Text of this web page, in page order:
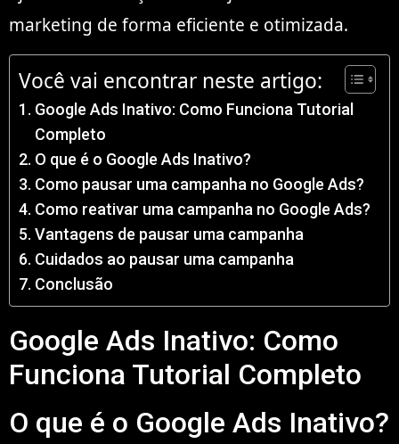
marketing de forma eficiente e otimizada.
Você vai encontrar neste artigo:
Google Ads Inativo: Como Funciona Tutorial
Completo
O que é o Google Ads Inativo?
Como pausar uma campanha no Google Ads?
Como reativar uma campanha no Google Ads?
Vantagens de pausar uma campanha
Cuidados ao pausar uma campanha
Conclusão
Google Ads Inativo: Como
Funciona Tutorial Completo
O que é o Google Ads Inativo?